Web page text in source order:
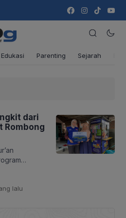
Edukasi Parenting Sejarah
dari
Rombong
pelaku
lalu